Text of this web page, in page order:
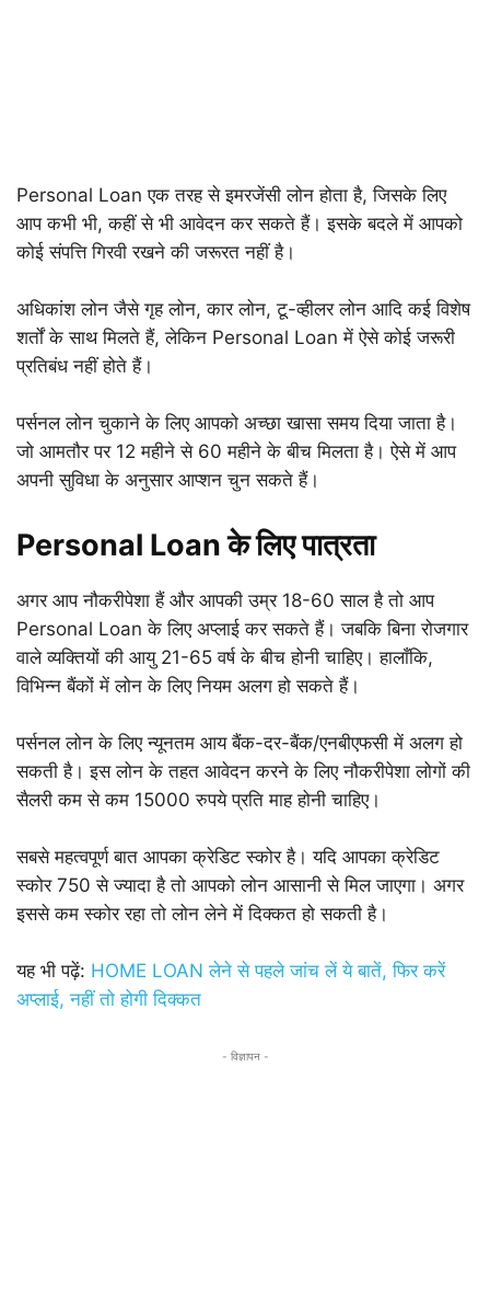
Personal Loan एक तरह से इमरजेंसी लोन होता है, जिसके लिए
आप कभी भी, कहीं से भी आवेदन कर सकते हैं। इसके बदले में आपको
कोई संपत्ति गिरवी रखने की जरूरत नहीं है।
अधिकांश लोन जैसे गृह लोन, कार लोन, टू-व्हीलर लोन आदि कई विशेष
शर्तों के साथ मिलते हैं, लेकिन Personal Loan में ऐसे कोई जरूरी
प्रतिबंध नहीं होते हैं।
पर्सनल लोन चुकाने के लिए आपको अच्छा खासा समय दिया जाता है।
जो आमतौर पर 12 महीने से 60 महीने के बीच मिलता है। ऐसे में आप
अपनी सुविधा के अनुसार आप्शन चुन सकते हैं।
Personal Loan के लिए पात्रता
अगर आप नौकरीपेशा हैं और आपकी उम्र 18-60 साल है तो आप
Personal Loan के लिए अप्लाई कर सकते हैं। जबकि बिना रोजगार
वाले व्यक्तियों की आयु 21-65 वर्ष के बीच होनी चाहिए। हालाँकि,
विभिन्न बैंकों में लोन के लिए नियम अलग हो सकते हैं।
पर्सनल लोन के लिए न्यूनतम आय बैंक-दर-बैंक/एनबीएफसी में अलग हो
सकती है। इस लोन के तहत आवेदन करने के लिए नौकरीपेशा लोगों की
सैलरी कम से कम 15000 रुपये प्रति माह होनी चाहिए।
सबसे महत्वपूर्ण बात आपका क्रेडिट स्कोर है। यदि आपका क्रेडिट
स्कोर 750 से ज्यादा है तो आपको लोन आसानी से मिल जाएगा। अगर
इससे कम स्कोर रहा तो लोन लेने में दिक्कत हो सकती है।
यह भी पढ़ें: HOME LOAN लेने से पहले जांच लें ये बातें, फिर करें
अप्लाई, नहीं तो होगी दिक्कत
- विज्ञापन -